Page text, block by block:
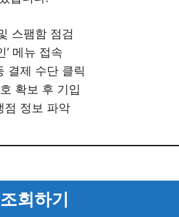
스팸함 점검
’ 메뉴 접속
결제 수단 클릭
확보 후 기입
점 정보 파악
회하기